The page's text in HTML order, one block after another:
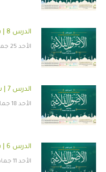
الدرس 8 | شرح كتاب الأصول الثلاثة
الأحد 25 جمادى الآخرة 1442هـ
الدرس 7 | شرح كتاب الأصول الثلاثة
الأحد 18 جمادى الآخرة 1442هـ
الدرس 6 | شرح كتاب الأصول الثلاثة
الأحد 11 جمادى الآخرة 1442هـ